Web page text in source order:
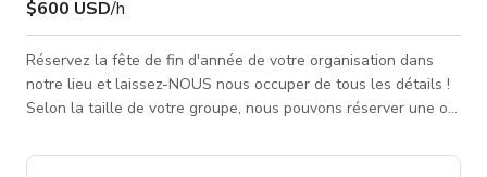
$600 USD/h
Réservez la fête de fin d'année de votre organisation dans
notre lieu et laissez-NOUS nous occuper de tous les détails !
Selon la taille de votre groupe, nous pouvons réserver une ou
patios combinés peuvent offrir un espace privé pour votre